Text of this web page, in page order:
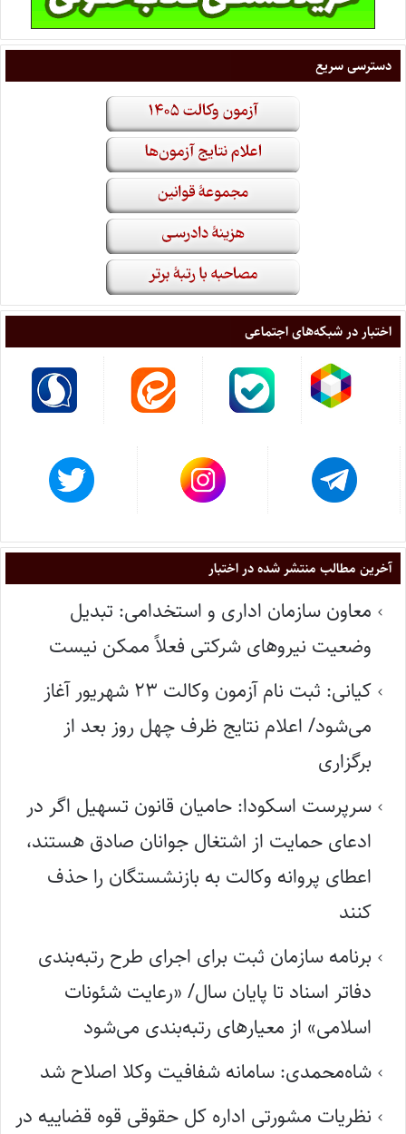
دسترسی سریع
اختبار در شبکه‌های اجتماعی
آخرین مطالب منتشر شده در اختبار
معاون سازمان اداری و استخدامی: تبدیل
وضعیت نیروهای شرکتی فعلاً ممکن نیست
کیانی: ثبت نام آزمون وکالت ۲۳ شهریور آغاز
می‌شود/ اعلام نتایج ظرف چهل روز بعد از
برگزاری
سرپرست اسکودا: حامیان قانون تسهیل اگر در
ادعای حمایت از اشتغال جوانان صادق هستند،
اعطای پروانه وکالت به بازنشستگان را حذف
کنند
برنامه سازمان ثبت برای اجرای طرح رتبه‌بندی
دفاتر اسناد تا پایان سال/ «رعایت شئونات
اسلامی» از معیارهای رتبه‌بندی می‌شود
شاه‌محمدی: سامانه شفافیت وکلا اصلاح شد
نظریات مشورتی اداره کل حقوقی قوه قضاییه در